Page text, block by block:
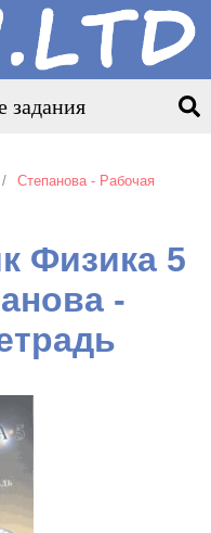
задания
Степанова - Рабочая
Физика 5
-